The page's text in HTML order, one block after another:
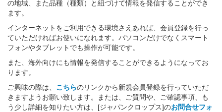
の地域、また品種（種類）と紐づけて情報を発信することができ
ます。
インターネットをご利用できる環境さえあれば、会員登録を行っ
ていただければお使いになれます。パソコンだけでなくスマート
フォンやタブレットでも操作が可能です。
また、海外向けにも情報を発信することができるようになってお
ります。
ご興味の際は、 こちらのリンクから新規会員登録を行っていただ
きますようお願い致します。または、ご質問や、ご確認事項、も
う少し詳細を知りたい方は、[ジャパンクロップス]のお問合せフォ